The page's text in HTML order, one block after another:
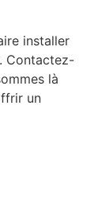
installer
Contactez-
là
un